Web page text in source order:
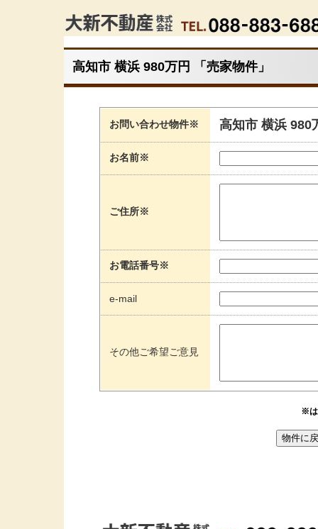
高知市 横浜 980万円 「売家物件」
お問い合わせ物件※ 高知市 横浜 980
お名前※
ご住所※
お電話番号※
e-mail
その他ご希望ご意見
※は